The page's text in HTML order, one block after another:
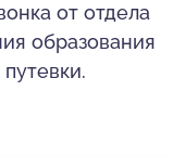
от отдела
образования